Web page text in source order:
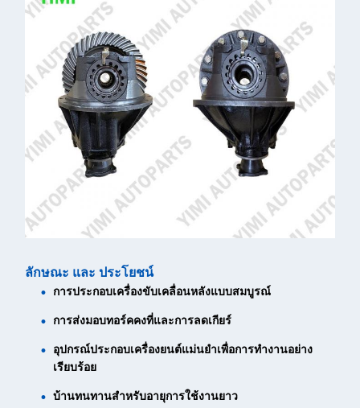
ลักษณะ และ ประโยชน์
การประกอบเครื่องขับเคลื่อนหลังแบบสมบูรณ์
การส่งมอบทอร์คคงที่และการลดเกียร์
อุปกรณ์ประกอบเครื่องยนต์แม่นยําเพื่อการทํางานอย่าง
เรียบร้อย
บ้านทนทานสําหรับอายุการใช้งานยาว